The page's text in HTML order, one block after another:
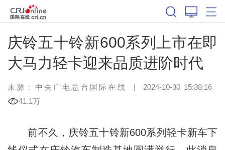
庆铃五十铃新600系列上市在即
大马力轻卡迎来品质进阶时代
来源： 中央广电总台国际在线 | 2024-10-30 15:38:16
41.1万
前不久，庆铃五十铃新600系列轻卡新车下